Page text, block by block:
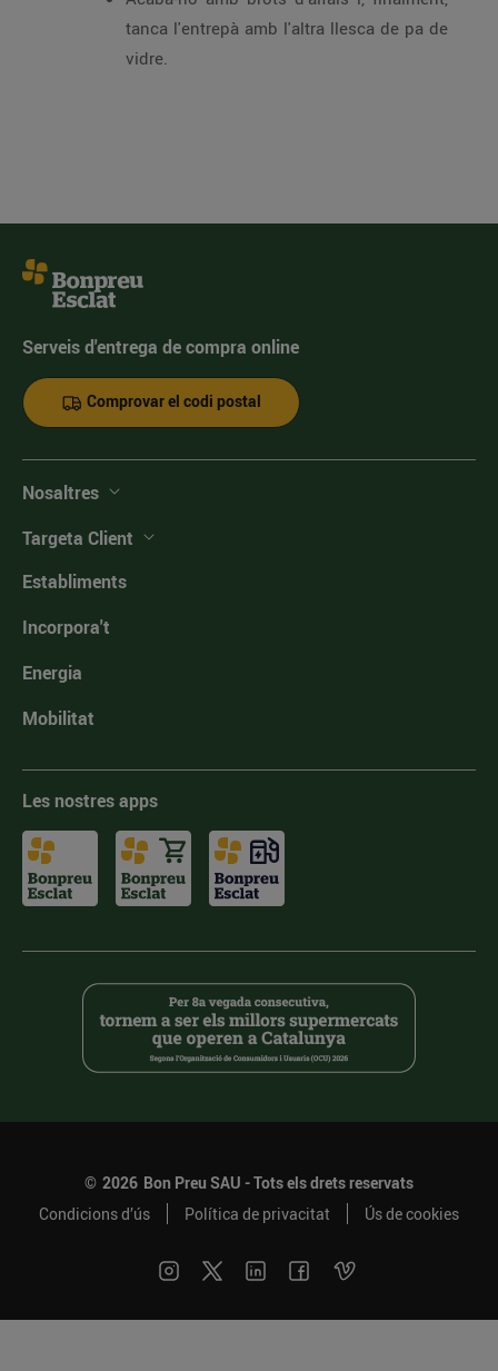
tanca l'entrepà amb l'altra llesca de pa de
vidre.
Serveis d'entrega de compra online
Comprovar el codi postal
Nosaltres
Targeta Client
Establiments
Incorpora't
Energia
Mobilitat
Les nostres apps
© 2026 Bon Preu SAU - Tots els drets reservats
Condicions d’ús
Política de privacitat Ús de cookies